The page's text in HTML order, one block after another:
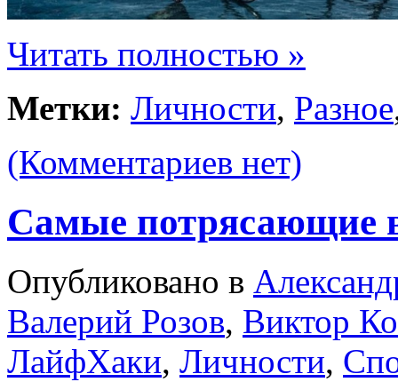
Читать полностью »
Метки: Личности, Разное
(Комментариев нет)
Самые потрясающие
Опубликовано в
Валерий Розов, Виктор
ЛайфХаки, Личности,